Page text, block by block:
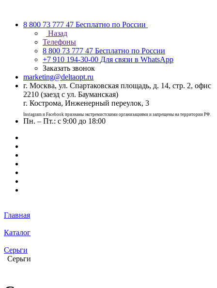
8 800 73 777 47 Бесплатно по России
Назад
Телефоны
8 800 73 777 47 Бесплатно по России
+7 910 194-30-00 Для связи в WhatsApp
Заказать звонок
marketing@deltaopt.ru
г. Москва, ул. Спартаковская площадь, д. 14, стр. 2, офис
2210 (заезд с ул. Бауманская)
г. Кострома, Инженерный переулок, 3
Instagram и Facebook признаны экстремистскими организациями и запрещены на территории РФ.
Пн. – Пт.: с 9:00 до 18:00
Главная
Каталог
Серьги
Серьги